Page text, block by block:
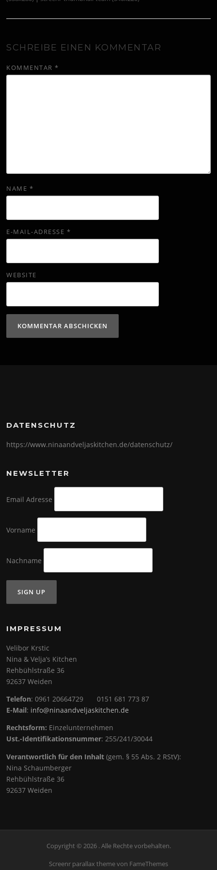
SCHREIBE EINEN KOMMENTAR
KOMMENTAR*
NAME *
E-MAIL-ADRESSE *
WEBSITE
DATENSCHUTZ
https://www.ninaandveljaskitchen.de/datenschutz/
NEWSLETTER
Email Adresse
Vorname
Nachname
IMPRESSUM
Velibor Krstic
Nina & Velja’s Kitchen
Rehbühlstraße 36
92637 Weiden
Telefon: 0961 20664729 0151 681 773 87
E-Mail: info@ninaandveljaskitchen.de
Rechtsform: Einzelunternehmen
Ust.-Identifikationsnummer: 255/241/30044
Verantwortlich für den Inhalt (gem. § 55 Abs. 2 RStV):
Nina Schaumberger
Rehbühlstraße 36
92637 Weiden
Copyright © 2026 . Alle Rechte vorbehalten.
Screenr parallax themevon FameThemes